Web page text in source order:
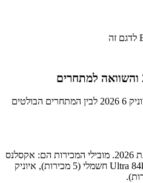
השוואת רמות הגימור של יונדאי איוניק 6 2026 לבין המתחרים הבולטים
22 רכבי יונדאי איוניק 6 נמכרו בשנת 2026. מובילי המכירות הם: אקסלנס
84kWh חשמלי (16 מכירות), Ultra 84kWh חשמלי (5 מכירות), איוניק